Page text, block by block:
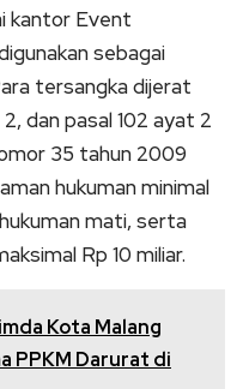
kantor Event
sebagai
tersangka dijerat
2, dan pasal 102 ayat 2
35 tahun 2009
hukuman minimal
mati, serta
Rp 10 miliar.
Kota Malang
PPKM Darurat di